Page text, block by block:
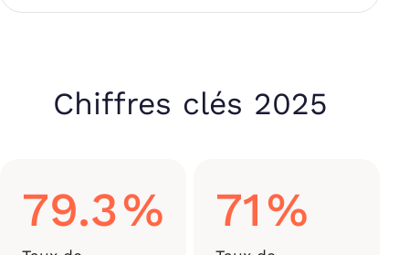
Chiffres clés 2025
79.3% 71%